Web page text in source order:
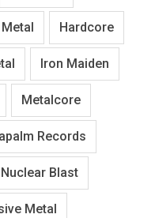
Hardcore
Iron Maiden
Metalcore
Records
Nuclear Blast
Metal